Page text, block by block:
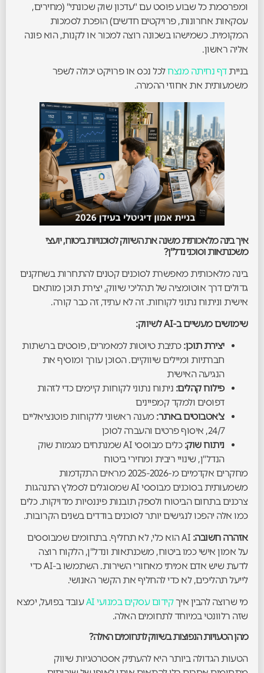
ומפרסמת כל שבוע פוסט עם "עדכון שוק שכונתי" (מחירים,
עסקאות אחרונות, פרויקטים חדשים) הופכת לסמכות
המקומית. כשמישהו בשכונה רוצה למכור או לקנות, הוא פונה
אליה ראשון.
בנייתדף נחיתה מנצחלכל נכס או פרויקט יכולה לשפר
משמעותית את אחוזי ההמרה.
איך בינה מלאכותית משנה את השיווק לסוכנויות ביטוח, יועצי
משכנתאות וסוכני נדל"ן?
בינה מלאכותית מאפשרת לסוכנים קטנים להתחרות בשחקנים
גדולים דרך אוטומציה של תהליכי שיווק, יצירת תוכן מותאם
אישית וניתוח נתוני לקוחות. זה לא עתיד, זה כבר קורה.
שימושים מעשיים ב-AI לשיווק:
יצירת תוכן: כתיבת טיוטות למאמרים, פוסטים ברשתות
חברתיות ומיילים שיווקיים. הסוכן עורך ומוסיף את
הנגיעה האישית
פילוח קהלים: ניתוח נתוני לקוחות קיימים כדי לזהות
דפוסים ולמקד קמפיינים
צ'אטבוטים באתר: מענה ראשוני ללקוחות פוטנציאליים
24/7, איסוף פרטים והעברה לסוכן
ניתוח שוק:
כלים מבוססי AI שמנתחים מגמות שוק
הנדל"ן, שינויי ריבית ומחירי ביטוח
מחקרים אקדמיים מ-2025-2026 מראים התקדמות
משמעותית בסוכנים מבוססי AI שמסוגלים לסמלץ התנהגות
צרכנים בתחום הביטוח ולספק תובנות פיננסיות מדויקות. כלים
כמו אלה יהפכו לנגישים יותר לסוכנים בודדים בשנים הקרובות.
אזהרה חשובה:
AI הוא כלי, לא תחליף. בתחומים שמבוססים
על אמון אישי כמו ביטוח, משכנתאות ונדל"ן, הלקוח רוצה
לדעת שיש אדם אמיתי מאחורי השירות. השתמשו ב-AI כדי
לייעל תהליכים, לא כדי להחליף את הקשר האנושי.
מי שרוצה להבין איךקידום עסקים במנועי AI
עובד בפועל, ימצא
שזה רלוונטי במיוחד לתחומים האלה.
מהן הטעויות הנפוצות בשיווק לתחומים האלה?
הטעות הגדולה ביותר היא להעתיק אסטרטגיות שיווק